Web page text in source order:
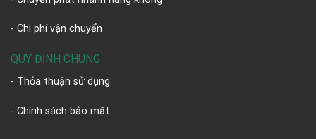
- Chi phí vận chuyển
QUY ĐỊNH CHUNG
- Thỏa thuận sử dụng
- Chính sách bảo mật